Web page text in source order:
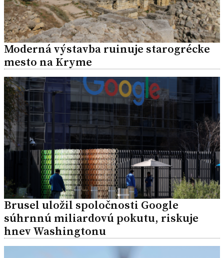
Moderná výstavba ruinuje starogrécke
mesto na Kryme
Brusel uložil spoločnosti Google
súhrnnú miliardovú pokutu, riskuje
hnev Washingtonu